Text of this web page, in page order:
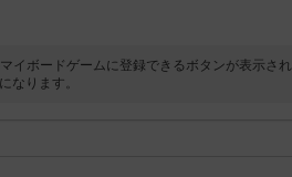
イボードゲームに登録できるボタンが表示さ
なります。